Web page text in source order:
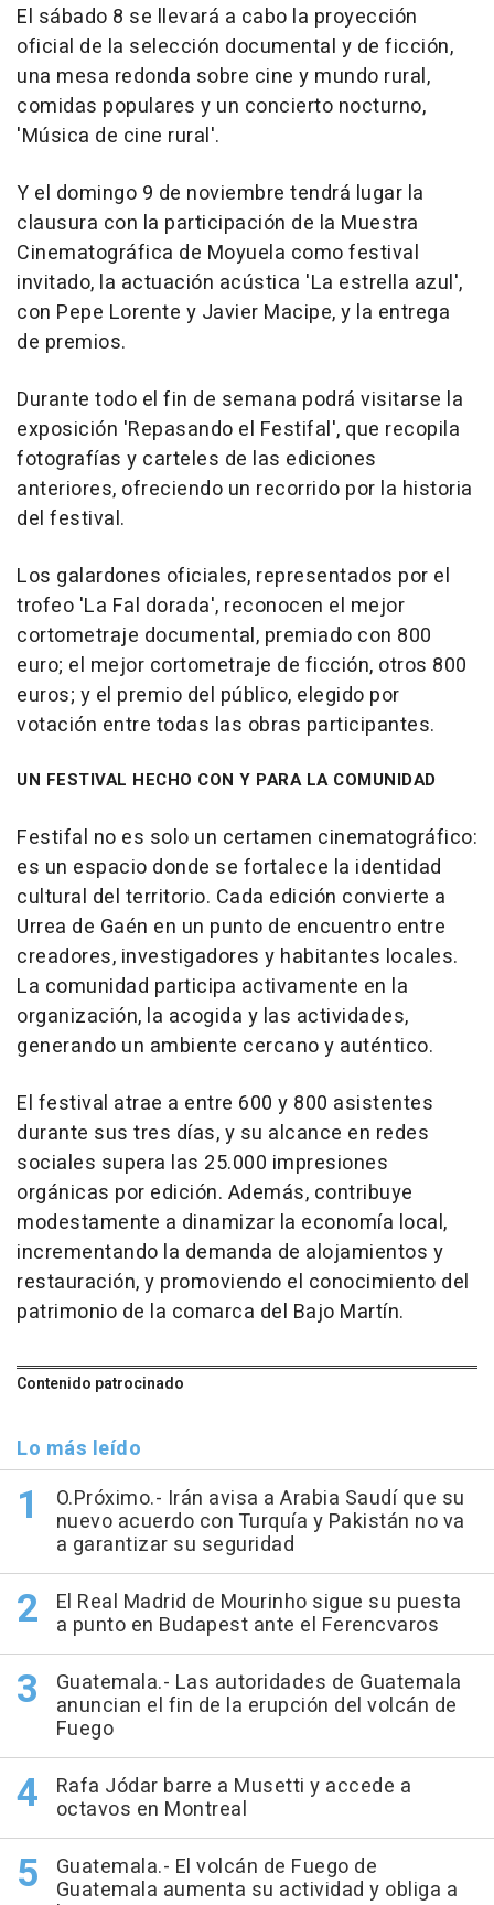
El sábado 8 se llevará a cabo la proyección
oficial de la selección documental y de ficción,
una mesa redonda sobre cine y mundo rural,
comidas populares y un concierto nocturno,
'Música de cine rural'.
Y el domingo 9 de noviembre tendrá lugar la
clausura con la participación de la Muestra
Cinematográfica de Moyuela como festival
invitado, la actuación acústica 'La estrella azul',
con Pepe Lorente y Javier Macipe, y la entrega
de premios.
Durante todo el fin de semana podrá visitarse la
exposición 'Repasando el Festifal', que recopila
fotografías y carteles de las ediciones
anteriores, ofreciendo un recorrido por la historia
del festival.
Los galardones oficiales, representados por el
trofeo 'La Fal dorada', reconocen el mejor
cortometraje documental, premiado con 800
euro; el mejor cortometraje de ficción, otros 800
euros; y el premio del público, elegido por
votación entre todas las obras participantes.
UN FESTIVAL HECHO CON Y PARA LA COMUNIDAD
Festifal no es solo un certamen cinematográfico:
es un espacio donde se fortalece la identidad
cultural del territorio. Cada edición convierte a
Urrea de Gaén en un punto de encuentro entre
creadores, investigadores y habitantes locales.
La comunidad participa activamente en la
organización, la acogida y las actividades,
generando un ambiente cercano y auténtico.
El festival atrae a entre 600 y 800 asistentes
durante sus tres días, y su alcance en redes
sociales supera las 25.000 impresiones
orgánicas por edición. Además, contribuye
modestamente a dinamizar la economía local,
incrementando la demanda de alojamientos y
restauración, y promoviendo el conocimiento del
patrimonio de la comarca del Bajo Martín.
Contenido patrocinado
Lo más leído
O.Próximo.- Irán avisa a Arabia Saudí que su
nuevo acuerdo con Turquía y Pakistán no va
a garantizar su seguridad
El Real Madrid de Mourinho sigue su puesta
a punto en Budapest ante el Ferencvaros
Guatemala.- Las autoridades de Guatemala
anuncian el fin de la erupción del volcán de
Fuego
Rafa Jódar barre a Musetti y accede a
octavos en Montreal
Guatemala.- El volcán de Fuego de
Guatemala aumenta su actividad y obliga a